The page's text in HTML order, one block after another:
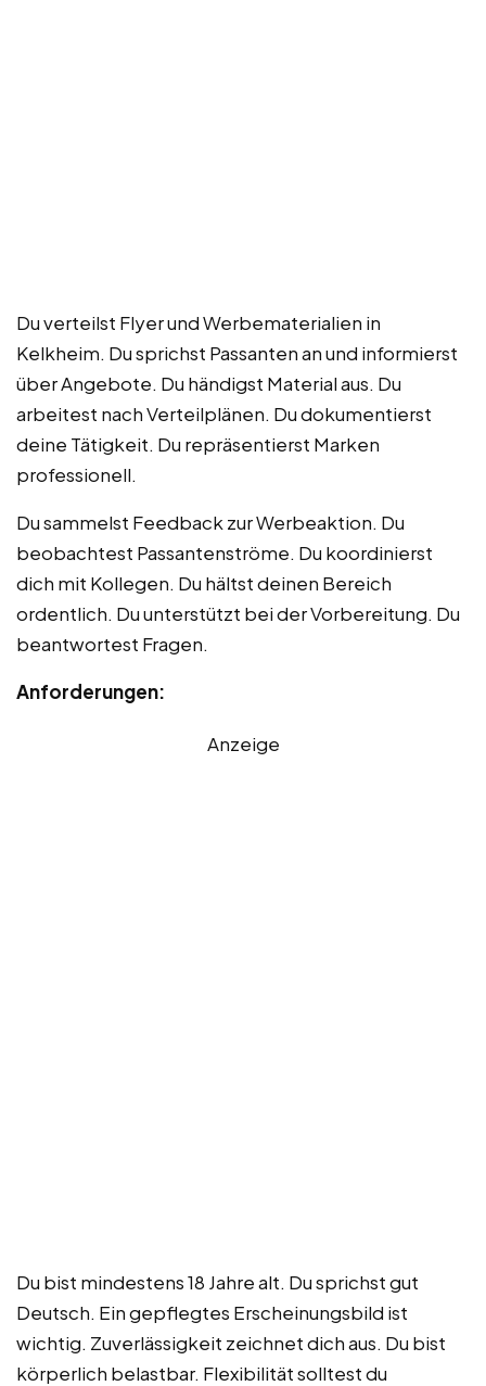
Du verteilst Flyer und Werbematerialien in
Kelkheim. Du sprichst Passanten an und informierst
über Angebote. Du händigst Material aus. Du
arbeitest nach Verteilplänen. Du dokumentierst
deine Tätigkeit. Du repräsentierst Marken
professionell.
Du sammelst Feedback zur Werbeaktion. Du
beobachtest Passantenströme. Du koordinierst
dich mit Kollegen. Du hältst deinen Bereich
ordentlich. Du unterstützt bei der Vorbereitung. Du
beantwortest Fragen.
Anforderungen:
Anzeige
Du bist mindestens 18 Jahre alt. Du sprichst gut
Deutsch. Ein gepflegtes Erscheinungsbild ist
wichtig. Zuverlässigkeit zeichnet dich aus. Du bist
körperlich belastbar. Flexibilität solltest du